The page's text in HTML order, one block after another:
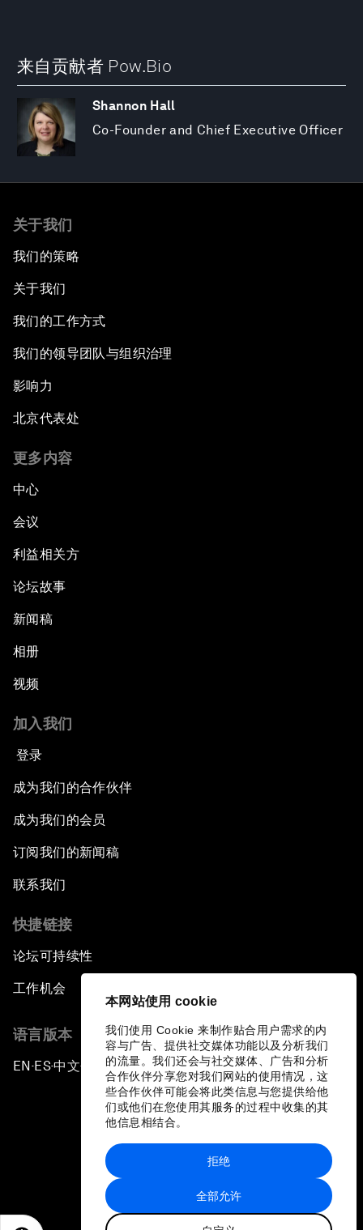
本网站使用 cookie
我们使用 Cookie 来制作贴合用户需求的内
容与广告、提供社交媒体功能以及分析我们
的流量。我们还会与社交媒体、广告和分析
合作伙伴分享您对我们网站的使用情况，这
些合作伙伴可能会将此类信息与您提供给他
们或他们在您使用其服务的过程中收集的其
他信息相结合。
全部允许
拒绝
来自贡献者 Pow.Bio
Shannon Hall
Co-Founder and Chief Executive Officer
关于我们
我们的策略
关于我们
我们的工作方式
我们的领导团队与组织治理
影响力
北京代表处
更多内容
中心
会议
利益相关方
论坛故事
新闻稿
相册
视频
加入我们
登录
成为我们的合作伙伴
成为我们的会员
订阅我们的新闻稿
联系我们
快捷链接
论坛可持续性
工作机会
语言版本
EN ▪ ES▪中文▪ 日本語
站点地图